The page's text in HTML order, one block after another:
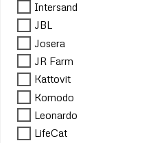
Intersand
JBL
Josera
JR Farm
Kattovit
Komodo
Leonardo
LifeCat